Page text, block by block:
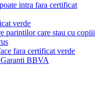
intra fara certificat
verde
parintilor care stau cu copiii
fara certificat verde
Garanti BBVA